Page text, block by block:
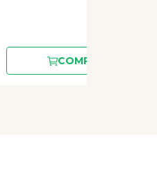
COMPRAR